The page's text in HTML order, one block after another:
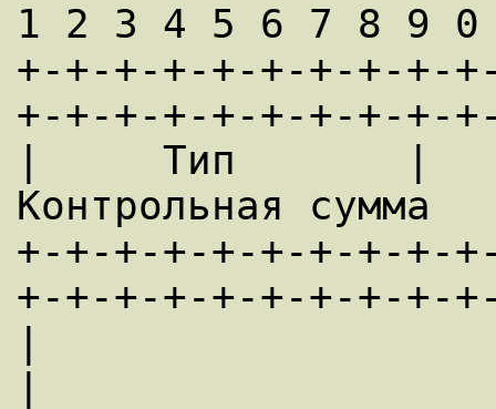
1 2 3 4 5 6 7 8 9 0
+-+-+-+-+-+-+-+-+-
+-+-+-+-+-+-+-+-+-
|     Тип       |
Контрольная
+-+-+-+-+-+-+-+-+-
+-+-+-+-+-+-+-+-+-